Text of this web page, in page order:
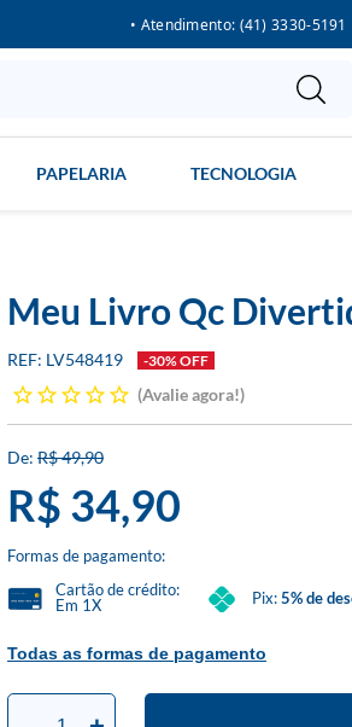
• Atendimento: (41) 3330-5191
PAPELARIA TECNOLOGIA
Meu Livro Qc
LV548419 -30% OFF
Avalie agora!
R$ 49,90
R$ 34,90
Formas de pagamento:
Todas as formas de pagamento
Cartão de crédito:
Em 1X
Pix:5% de